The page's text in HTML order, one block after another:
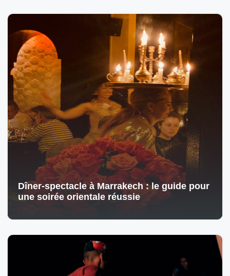
Dîner-spectacle à Marrakech : le guide pour
une soirée orientale réussie